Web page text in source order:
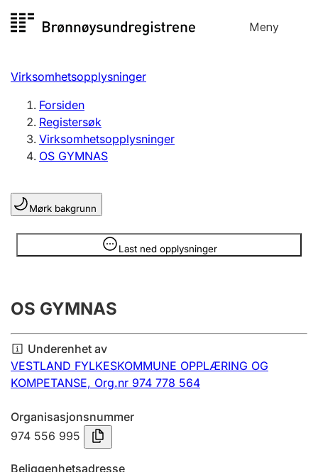
til
Meny
Registersøk
Aksjeselskap
Enkeltpersonforetak
Registrere, endre, slette
Lag og forening
Registrere, endre, slette
Årsregnskap
Innsending og forsinkelsesgebyr
Tinglysing
Jeger
Virksomhetsopplysninger
Forsiden
Registersøk
Virksomhetsopplysninger
OS GYMNAS
Mørk bakgrunn
Last ned opplysninger
Opplysninger er skjult
OS GYMNAS
Underenhet av
VESTLAND FYLKESKOMMUNE OPPLÆRING OG
KOMPETANSE, Org.nr 974 778 564
Organisasjonsnummer
974 556 995
Beliggenhetsadresse